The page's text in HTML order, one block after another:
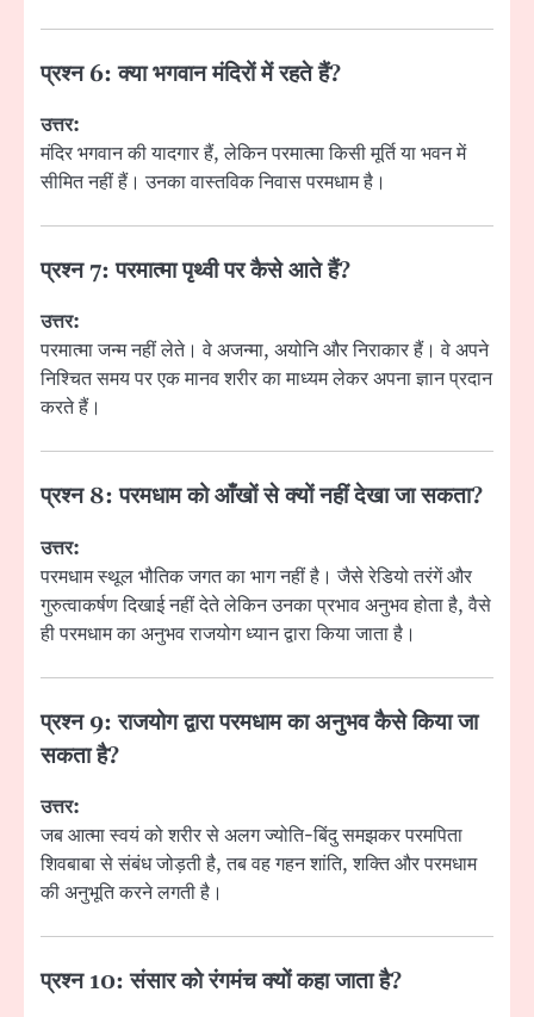
प्रश्न 6: क्या भगवान मंदिरों में रहते हैं?
उत्तर:
मंदिर भगवान की यादगार हैं, लेकिन परमात्मा किसी मूर्ति या भवन में
सीमित नहीं हैं। उनका वास्तविक निवास परमधाम है।
प्रश्न 7: परमात्मा पृथ्वी पर कैसे आते हैं?
उत्तर:
परमात्मा जन्म नहीं लेते। वे अजन्मा, अयोनि और निराकार हैं। वे अपने
निश्चित समय पर एक मानव शरीर का माध्यम लेकर अपना ज्ञान प्रदान
करते हैं।
प्रश्न 8: परमधाम को आँखों से क्यों नहीं देखा जा सकता?
उत्तर:
परमधाम स्थूल भौतिक जगत का भाग नहीं है। जैसे रेडियो तरंगें और
गुरुत्वाकर्षण दिखाई नहीं देते लेकिन उनका प्रभाव अनुभव होता है, वैसे
ही परमधाम का अनुभव राजयोग ध्यान द्वारा किया जाता है।
प्रश्न 9: राजयोग द्वारा परमधाम का अनुभव कैसे किया जा
सकता है?
उत्तर:
जब आत्मा स्वयं को शरीर से अलग ज्योति-बिंदु समझकर परमपिता
शिवबाबा से संबंध जोड़ती है, तब वह गहन शांति, शक्ति और परमधाम
की अनुभूति करने लगती है।
प्रश्न 10: संसार को रंगमंच क्यों कहा जाता है?